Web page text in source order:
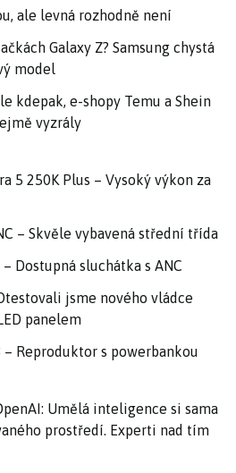
ale levná rozhodně není
Galaxy Z? Samsung chystá
model
kdepak, e-shopy Temu a Shein
vyzrály
5 250K Plus – Vysoký výkon za
– Skvěle vybavená střední třída
Dostupná sluchátka s ANC
jsme nového vládce
panelem
– Reproduktor s powerbankou
Umělá inteligence si sama
prostředí. Experti nad tím